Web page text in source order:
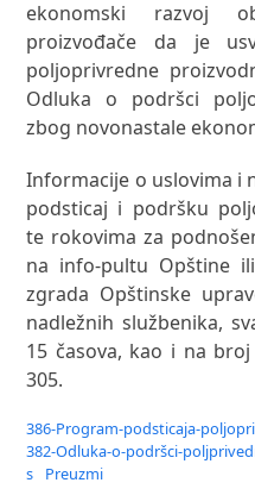
ekonomski razvoj
proizvođače da je
poljoprivredne
Odluka o podršci
zbog novonastale
Informacije o uslovima i
podsticaj i podršku
te rokovima za
na info-pultu Opštine
zgrada Opštinske
nadležnih službenika,
15 časova, kao i na
305.
386-Program-podsticaja-
382-Odluka-o-podršci-
s
Preuzmi